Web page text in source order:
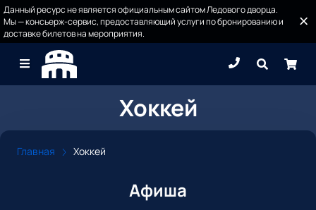
Данный ресурс не является официальным сайтом Ледового дворца.
Мы — консьерж-сервис, предоставляющий услуги по бронированию и
доставке билетов на мероприятия.
Хоккей
Главная Хоккей
Афиша